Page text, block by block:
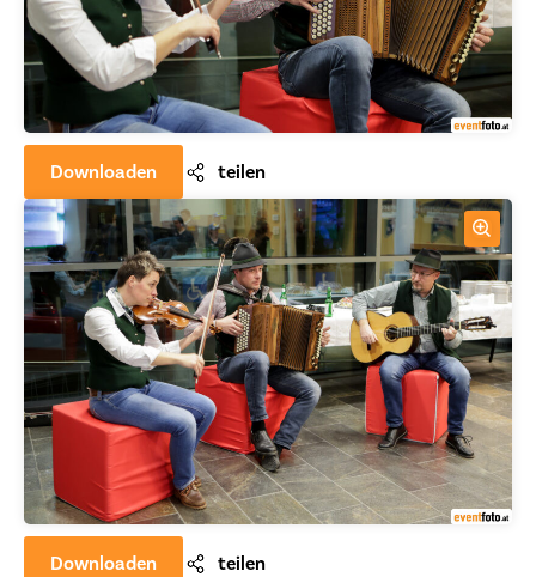
Downloaden teilen
Downloaden teilen